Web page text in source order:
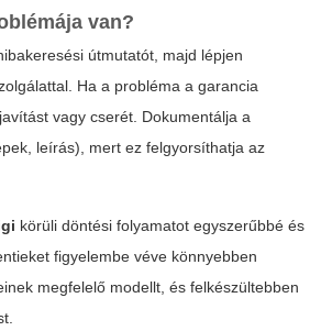
van?
útmutatót, majd lépjen
Ha a probléma a garancia
vagy cserét. Dokumentálja a
leírás), mert ez felgyorsíthatja az
körüli döntési folyamatot egyszerűbbé és
figyelembe véve könnyebben
megfelelő modellt, és felkészültebben